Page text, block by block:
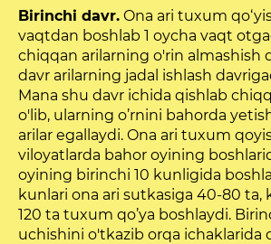
Birinchi davr. Ona ari tuxum
vaqtdan boshlab 1 oycha vaqt
chiqqan arilarning o'rin al­mashish
davr arilarning jadal ishlash
Mana shu davr ichida qishlab
o'lib, ularning o’rnini bahorda
arilar egallaydi. Ona ari tuxum
viloyatlarda bahor oyining
oyining birinchi 10 kunligida
kunlari ona ari sutkasiga 40-80 ta,
120 ta tuxum qo’ya boshlaydi.
uchishini o'tkazib orqa ichaklarida